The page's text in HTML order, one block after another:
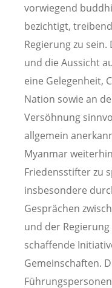
vorwiegend
bezichtigt,
Regierung zu
und die Aussicht
eine Gelegenheit,
Nation sowie an
Versöhnung
allgemein
Myanmar
Friedensstifter zu
insbesondere
Gesprächen
und der
schaffende
Gemeinschaften.